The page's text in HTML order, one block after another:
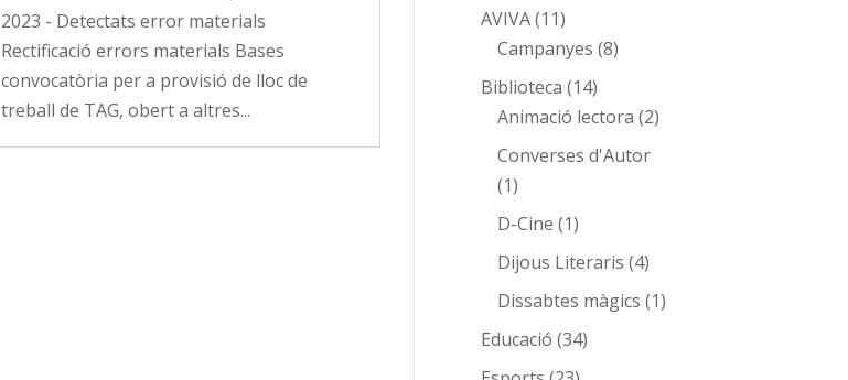
2023 - Detectats error materials
Rectificació errors materials Bases
convocatòria per a provisió de lloc de
treball de TAG, obert a altres...
AVIVA(11)
Campanyes (8)
Biblioteca (14)
Animació lectora (2)
Converses d'Autor
(1)
D-Cine (1)
Dijous Literaris (4)
Dissabtes màgics (1)
Educació (34)